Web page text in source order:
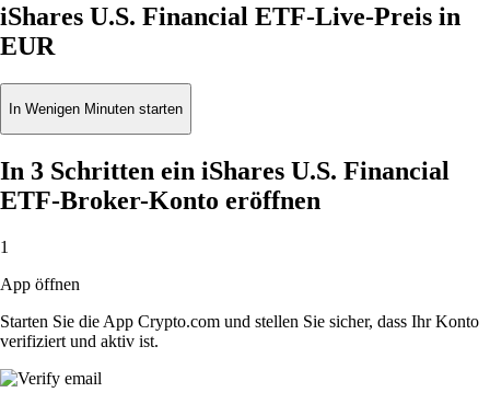
iShares U.S. Financial ETF-Live-Preis in
EUR
In Wenigen Minuten starten
In 3 Schritten ein iShares U.S. Financial
ETF-Broker-Konto eröffnen
1
App öffnen
Starten Sie die App Crypto.com und stellen Sie sicher, dass Ihr Konto
verifiziert und aktiv ist.